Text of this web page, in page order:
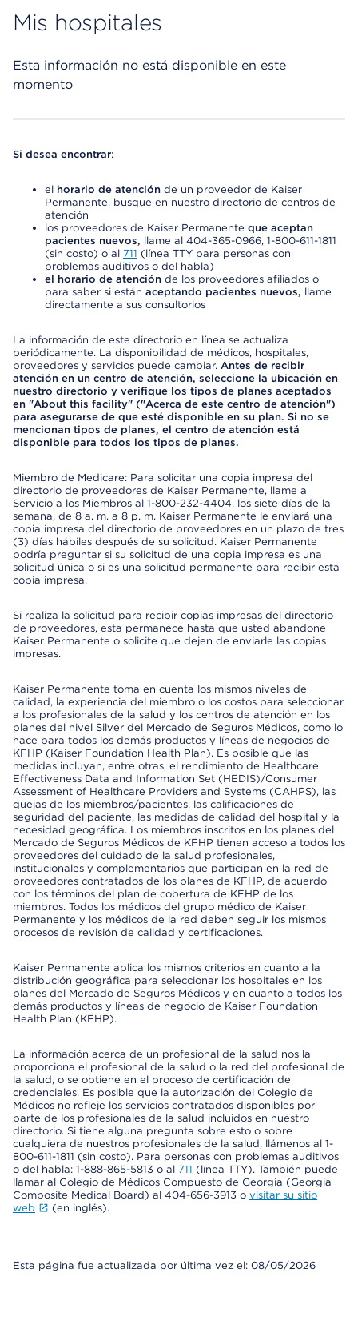
Mis hospitales
Esta información no está disponible en este
momento
Si desea encontrar:
el horario de atención de un proveedor de Kaiser
Permanente, busque en nuestro directorio de centros de
atención
los proveedores de Kaiser Permanente que aceptan
pacientes nuevos, llame al 404-365-0966, 1-800-611-1811
(sin costo) o al 711 (línea TTY para personas con
problemas auditivos o del habla)
el horario de atención de los proveedores afiliados o
para saber si están aceptando pacientes nuevos, llame
directamente a sus consultorios
La información de este directorio en línea se actualiza
periódicamente. La disponibilidad de médicos, hospitales,
proveedores y servicios puede cambiar. Antes de recibir
atención en un centro de atención, seleccione la ubicación en
nuestro directorio y verifique los tipos de planes aceptados
en "About this facility" ("Acerca de este centro de atención")
para asegurarse de que esté disponible en su plan. Si no se
mencionan tipos de planes, el centro de atención está
disponible para todos los tipos de planes.
Miembro de Medicare: Para solicitar una copia impresa del
directorio de proveedores de Kaiser Permanente, llame a
Servicio a los Miembros al 1-800-232-4404, los siete días de la
semana, de 8 a. m. a 8 p. m. Kaiser Permanente le enviará una
copia impresa del directorio de proveedores en un plazo de tres
(3) días hábiles después de su solicitud. Kaiser Permanente
podría preguntar si su solicitud de una copia impresa es una
solicitud única o si es una solicitud permanente para recibir esta
copia impresa.
Si realiza la solicitud para recibir copias impresas del directorio
de proveedores, esta permanece hasta que usted abandone
Kaiser Permanente o solicite que dejen de enviarle las copias
impresas.
Kaiser Permanente toma en cuenta los mismos niveles de
calidad, la experiencia del miembro o los costos para seleccionar
a los profesionales de la salud y los centros de atención en los
planes del nivel Silver del Mercado de Seguros Médicos, como lo
hace para todos los demás productos y líneas de negocios de
KFHP (Kaiser Foundation Health Plan). Es posible que las
medidas incluyan, entre otras, el rendimiento de Healthcare
Effectiveness Data and Information Set (HEDIS)/Consumer
Assessment of Healthcare Providers and Systems (CAHPS), las
quejas de los miembros/pacientes, las calificaciones de
seguridad del paciente, las medidas de calidad del hospital y la
necesidad geográfica. Los miembros inscritos en los planes del
Mercado de Seguros Médicos de KFHP tienen acceso a todos los
proveedores del cuidado de la salud profesionales,
institucionales y complementarios que participan en la red de
proveedores contratados de los planes de KFHP, de acuerdo
con los términos del plan de cobertura de KFHP de los
miembros. Todos los médicos del grupo médico de Kaiser
Permanente y los médicos de la red deben seguir los mismos
procesos de revisión de calidad y certificaciones.
Kaiser Permanente aplica los mismos criterios en cuanto a la
distribución geográfica para seleccionar los hospitales en los
planes del Mercado de Seguros Médicos y en cuanto a todos los
demás productos y líneas de negocio de Kaiser Foundation
Health Plan (KFHP).
La información acerca de un profesional de la salud nos la
proporciona el profesional de la salud o la red del profesional de
la salud, o se obtiene en el proceso de certificación de
credenciales. Es posible que la autorización del Colegio de
Médicos no refleje los servicios contratados disponibles por
parte de los profesionales de la salud incluidos en nuestro
directorio. Si tiene alguna pregunta sobre esto o sobre
cualquiera de nuestros profesionales de la salud, llámenos al 1-
800-611-1811 (sin costo). Para personas con problemas auditivos
o del habla: 1-888-865-5813 o al 711 (línea TTY). También puede
llamar al Colegio de Médicos Compuesto de Georgia (Georgia
Composite Medical Board) al 404-656-3913 o visitar su sitio
web
(en inglés).
Esta página fue actualizada por última vez el: 08/05/2026